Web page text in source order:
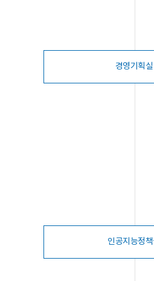
경영기획실
인공지능정책